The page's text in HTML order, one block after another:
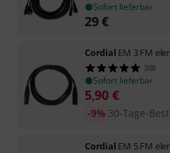
Sofort lieferbar
29€
Cordial EM 3 FM
208
Sofort lieferbar
5,90 €
30-Tage-
-9%
Cordial EM 5 FM